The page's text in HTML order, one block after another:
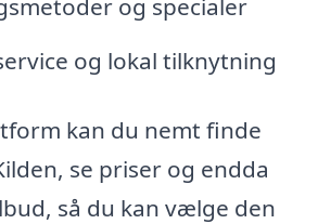
og specialer
og lokal tilknytning
kan du nemt finde
se priser og endda
så du kan vælge den